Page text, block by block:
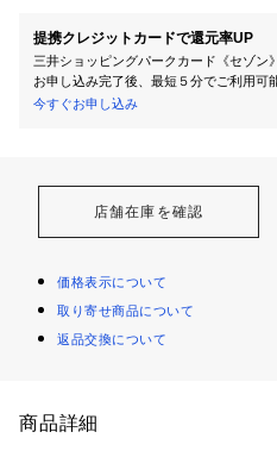
提携クレジットカードで還元率UP
三井ショッピングパークカード《セゾン
お申し込み完了後、最短５分でご利用可
今すぐお申し込み
店舗在庫を確認
価格表示について
取り寄せ商品について
返品交換について
商品詳細